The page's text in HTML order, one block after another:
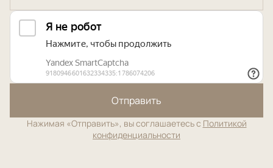
Отправить
Нажимая «Отправить», вы соглашаетесь с Политикой
конфиденциальности